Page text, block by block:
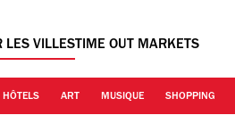
LES VILLESTIME OUT MARKETS
HÔTELS ART MUSIQUE SHOPPING